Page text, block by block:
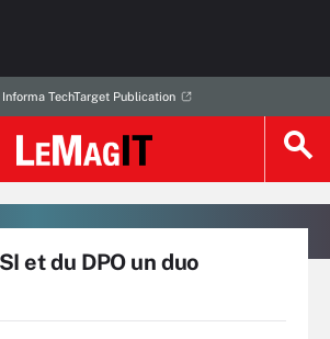
Informa TechTarget Publication
et du DPO un duo